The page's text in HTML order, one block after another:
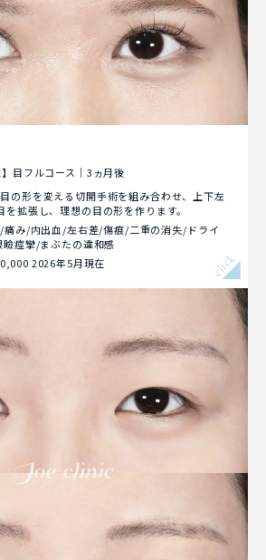
】目フルコース｜3ヵ月後
の形を変える切開手術を組み合わせ、上下左
を拡張し、理想の目の形を作ります。
痛み/内出血/左右差/傷痕/二重の消失/ドライ
瞼痙攣/まぶたの違和感
2026年5月現在 click